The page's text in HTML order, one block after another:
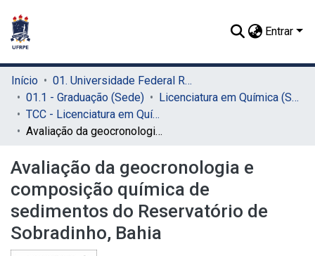
Entrar
Início
01. Universidade Federal Rural de Pernambuco - UFRPE (Sede)
01.1 - Graduação (Sede)
Licenciatura em Química (Sede)
TCC - Licenciatura em Química (Sede)
Avaliação da geocronologia e composição química de sedimentos do Reservatório de Sobradinho, Bahia
Avaliação da geocronologia e
composição química de
sedimentos do Reservatório de
Sobradinho, Bahia